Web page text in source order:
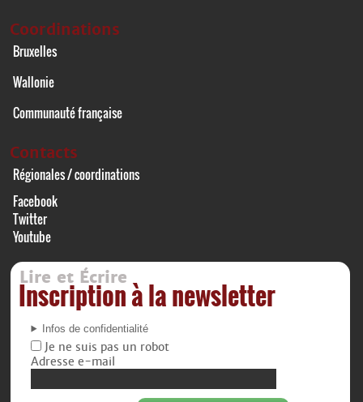
Coordinations
Bruxelles
Wallonie
Communauté française
Contacts
Régionales / coordinations
Facebook
Twitter
Youtube
Lire et Écrire
Inscription à la newsletter
Infos de confidentialité
Je ne suis pas un robot
Adresse e-mail